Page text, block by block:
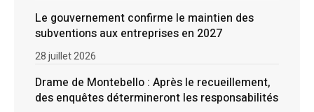
Le gouvernement confirme le maintien des
subventions aux entreprises en 2027
28 juillet 2026
Drame de Montebello : Après le recueillement,
des enquêtes détermineront les responsabilités